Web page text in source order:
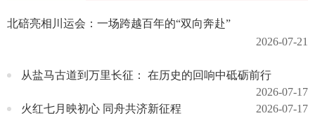
北碚亮相川运会：一场跨越百年的“双向奔赴”
2026-07-21
从盐马古道到万里长征： 在历史的回响中砥砺前行
2026-07-17
火红七月映初心 同舟共济新征程
2026-07-17